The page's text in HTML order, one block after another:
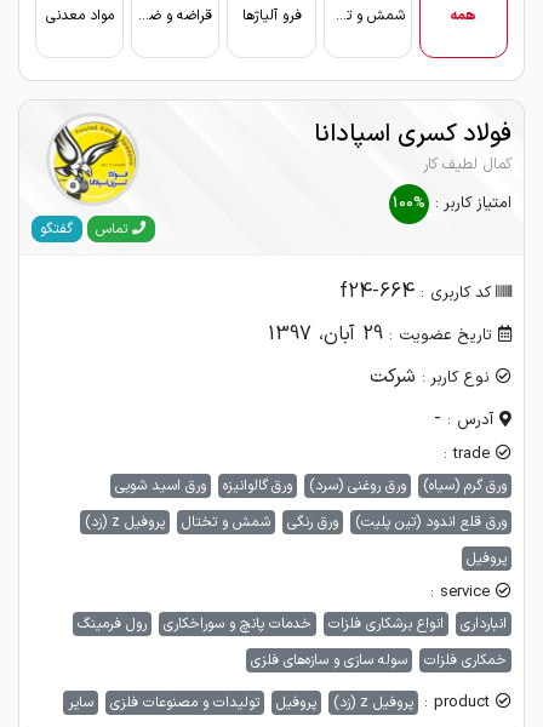
همه شمش و تختال فرو آلیاژها قراضه و ضایعات مواد معدنی
فولاد کسری اسپادانا
کمال لطیف کار
امتیاز کاربر : 100%
تماس گفتگو
کد کاربری : f24-664
تاریخ عضویت : 29 آبان، 1397
نوع کاربر : شرکت
آدرس : -
trade :
ورق گرم (سیاه) ورق روغنی (سرد) ورق گالوانیزه
ورق اسید شویی
ورق قلع اندود (تین پلیت)
ورق رنگی شمش و تختال
پروفیل z (زد)
پروفیل
service :
انبارداری انواع برشکاری فلزات خدمات پانچ و سوراخکاری
رول فرمینگ
خمکاری فلزات
سوله سازی و سازه‌های فلزی
product : پروفیل z (زد) پروفیل تولیدات و مصنوعات فلزی سایر